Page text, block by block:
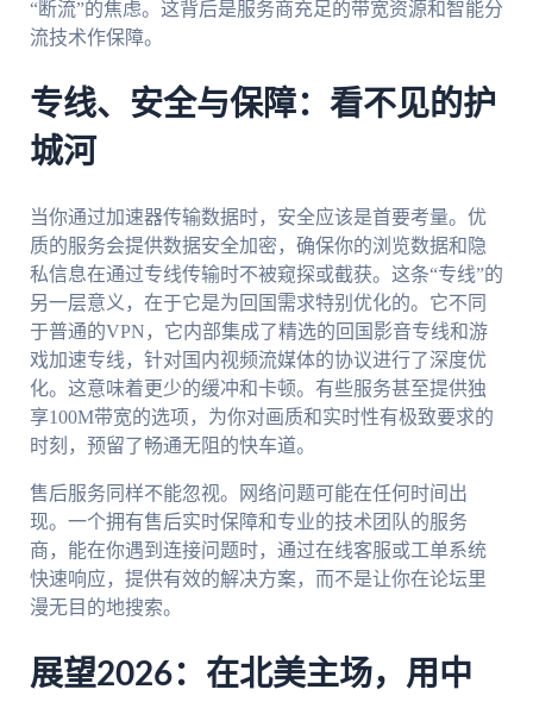
“断流”的焦虑。这背后是服务商充足的带宽资源和智能分
流技术作保障。
专线、安全与保障：看不见的护
城河
当你通过加速器传输数据时，安全应该是首要考量。优
质的服务会提供数据安全加密，确保你的浏览数据和隐
私信息在通过专线传输时不被窥探或截获。这条“专线”的
另一层意义，在于它是为回国需求特别优化的。它不同
于普通的VPN，它内部集成了精选的回国影音专线和游
戏加速专线，针对国内视频流媒体的协议进行了深度优
化。这意味着更少的缓冲和卡顿。有些服务甚至提供独
享100M带宽的选项，为你对画质和实时性有极致要求的
时刻，预留了畅通无阻的快车道。
售后服务同样不能忽视。网络问题可能在任何时间出
现。一个拥有售后实时保障和专业的技术团队的服务
商，能在你遇到连接问题时，通过在线客服或工单系统
快速响应，提供有效的解决方案，而不是让你在论坛里
漫无目的地搜索。
展望2026：在北美主场，用中